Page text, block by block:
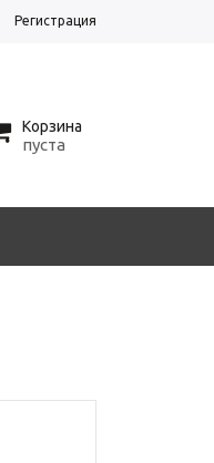
Регистрация
Корзина
пуста